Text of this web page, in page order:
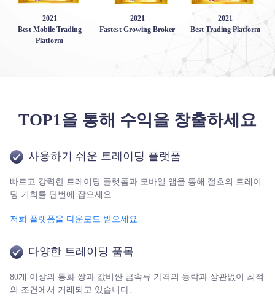
2021
Best Mobile Trading
Platform
2021
Fastest Growing Broker
2021
Best Trading Platform
TOP1을 통해 수익을 창출하세요
사용하기 쉬운 트레이딩 플랫폼
빠르고 강력한 트레이딩 플랫폼과 모바일 앱을 통해 절호의 트레이
딩 기회를 단번에 잡으세요.
저희 플랫폼을 다운로드 받으세요
다양한 트레이딩 품목
80개 이상의 통화 쌍과 값비싼 금속류 가격의 등락과 상관없이 최적
의 조건에서 거래되고 있습니다.